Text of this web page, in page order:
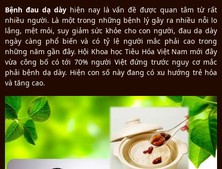
Bệnh đau dạ dày hiện nay là vấn đề được quan tâm từ rất
nhiều người. Là một trong những bệnh lý gây ra nhiều nỗi lo
lắng, mệt mỏi, suy giảm sức khỏe cho con người, đau dạ dày
ngày càng phổ biến và có tỷ lệ người mắc phải cao trong
những năm gần đây. Hội Khoa học Tiêu Hóa Việt Nam mới đây
vừa công bố có tới 70% người Việt đứng trước nguy cơ mắc
phải bệnh dạ dày. Hiện con số này đang có xu hướng trẻ hóa
và tăng cao.